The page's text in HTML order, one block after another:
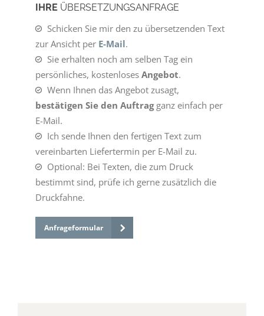
IHRE ÜBERSETZUNGSANFRAGE
Schicken Sie mir den zu übersetzenden Text
zur Ansicht per E-Mail.
Sie erhalten noch am selben Tag ein
persönliches, kostenloses Angebot.
Wenn Ihnen das Angebot zusagt,
bestätigen Sie den Auftragganz einfach per
E-Mail.
Ich sende Ihnen den fertigen Text zum
vereinbarten Liefertermin per E-Mail zu.
Optional: Bei Texten, die zum Druck
bestimmt sind, prüfe ich gerne zusätzlich die
Druckfahne.
Anfrageformular